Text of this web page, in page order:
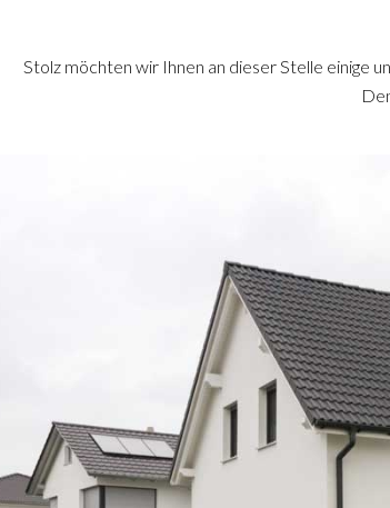
Stolz möchten wir Ihnen an dieser Stelle einige